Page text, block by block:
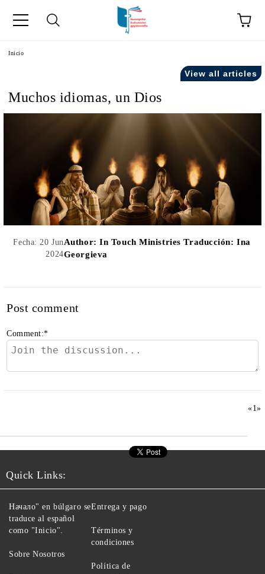
Inicio
View all articles
Muchos idiomas, un Dios
Fecha: 20 Jun
2024
Author: In Touch Ministries Traducción: Ina
Georgieva
Post comment
Comment:*
«1»
Quick Links:
Начало" en búlgaro se
traduce al español
como "Inicio".
Sobre Nosotros
Entrega y pago
Términos y
condiciones
Política de